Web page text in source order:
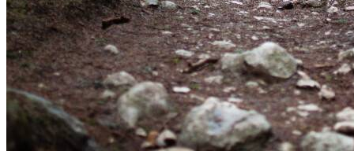
日本首相岸田文雄在第210届国会施政方针演说（中日全文）